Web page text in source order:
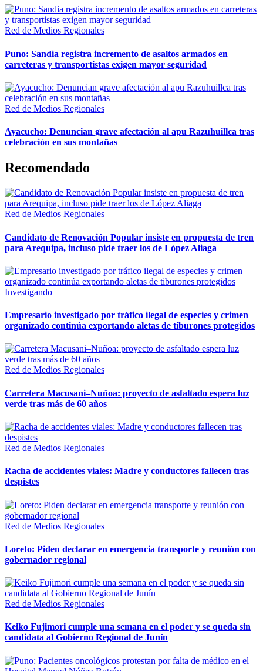
Red de Medios Regionales
Puno: Sandia registra incremento de asaltos armados en
carreteras y transportistas exigen mayor seguridad
Red de Medios Regionales
Ayacucho: Denuncian grave afectación al apu Razuhuillca tras
celebración en sus montañas
Recomendado
Red de Medios Regionales
Candidato de Renovación Popular insiste en propuesta de tren
para Arequipa, incluso pide traer los de López Aliaga
Investigando
Empresario investigado por tráfico ilegal de especies y crimen
organizado continúa exportando aletas de tiburones protegidos
Red de Medios Regionales
Carretera Macusani–Nuñoa: proyecto de asfaltado espera luz
verde tras más de 60 años
Red de Medios Regionales
Racha de accidentes viales: Madre y conductores fallecen tras
despistes
Red de Medios Regionales
Loreto: Piden declarar en emergencia transporte y reunión con
gobernador regional
Red de Medios Regionales
Keiko Fujimori cumple una semana en el poder y se queda sin
candidata al Gobierno Regional de Junín